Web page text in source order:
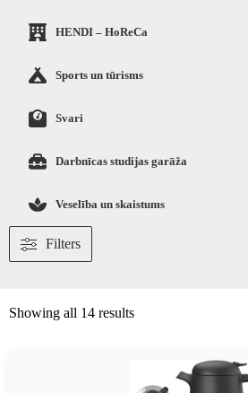
HENDI – HoReCa
Sports un tūrisms
Svari
Darbnīcas studijas garāža
Veselība un skaistums
Filters
Showing all 14 results